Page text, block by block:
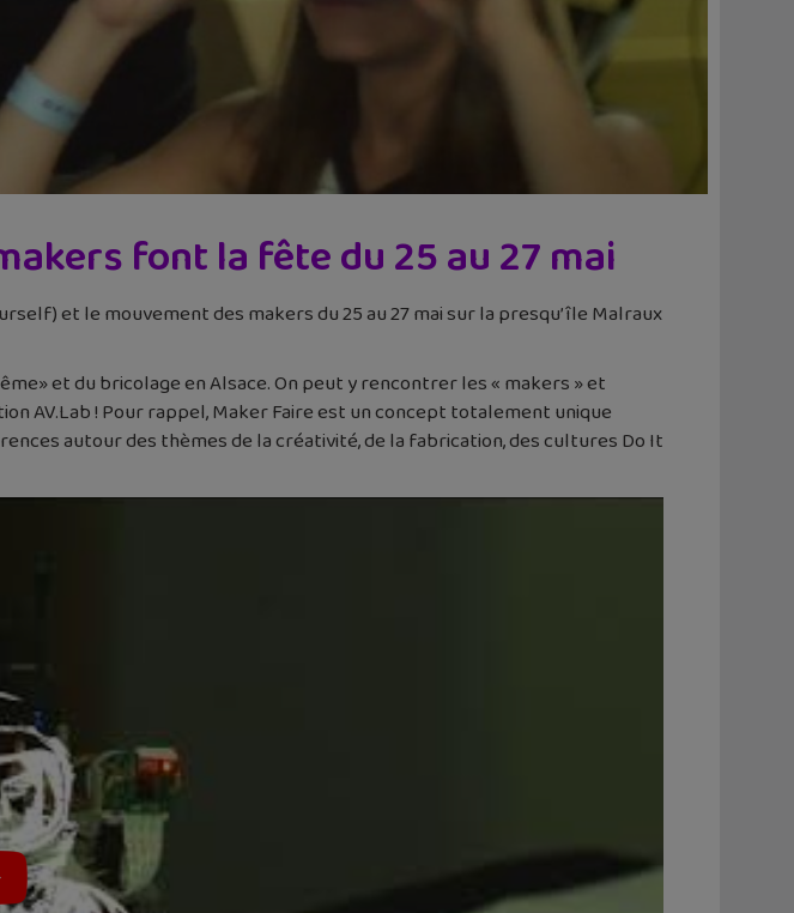
font la fête du 25 au 27 mai
et le mouvement des makers du 25 au 27 mai sur la presqu’île Malraux
et du bricolage en Alsace. On peut y rencontrer les « makers » et
AV.Lab ! Pour rappel, Maker Faire est un concept totalement unique
autour des thèmes de la créativité, de la fabrication, des cultures Do It